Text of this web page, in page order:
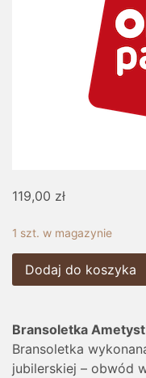
119,00 zł
1 szt. w magazynie
Dodaj do koszyka
Bransoletka
Bransoletka
jubilerskiej – obwód